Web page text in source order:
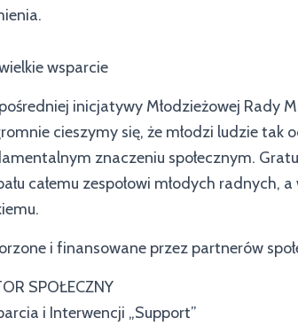
wsparcie
inicjatywy Młodzieżowej Rady
cieszymy się, że młodzi ludzie tak
znaczeniu społecznym.
całemu zespołowi młodych radnych,
i finansowane przez partnerów
SPOŁECZNY
i Interwencji „Support”